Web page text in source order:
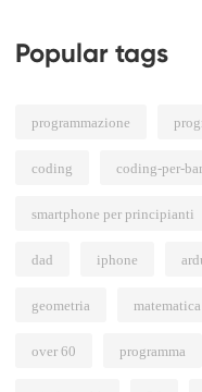
Popular tags
programmazione
coding coding-per-
smartphone per principianti
dad iphone
geometria matematica
over 60 programma